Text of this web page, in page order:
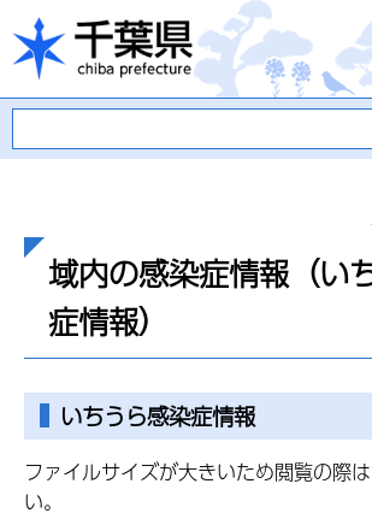
千葉県
域内の感染症情報（い
症情報）
いちうら感染症情報
ファイルサイズが大きいため閲覧の際
い。